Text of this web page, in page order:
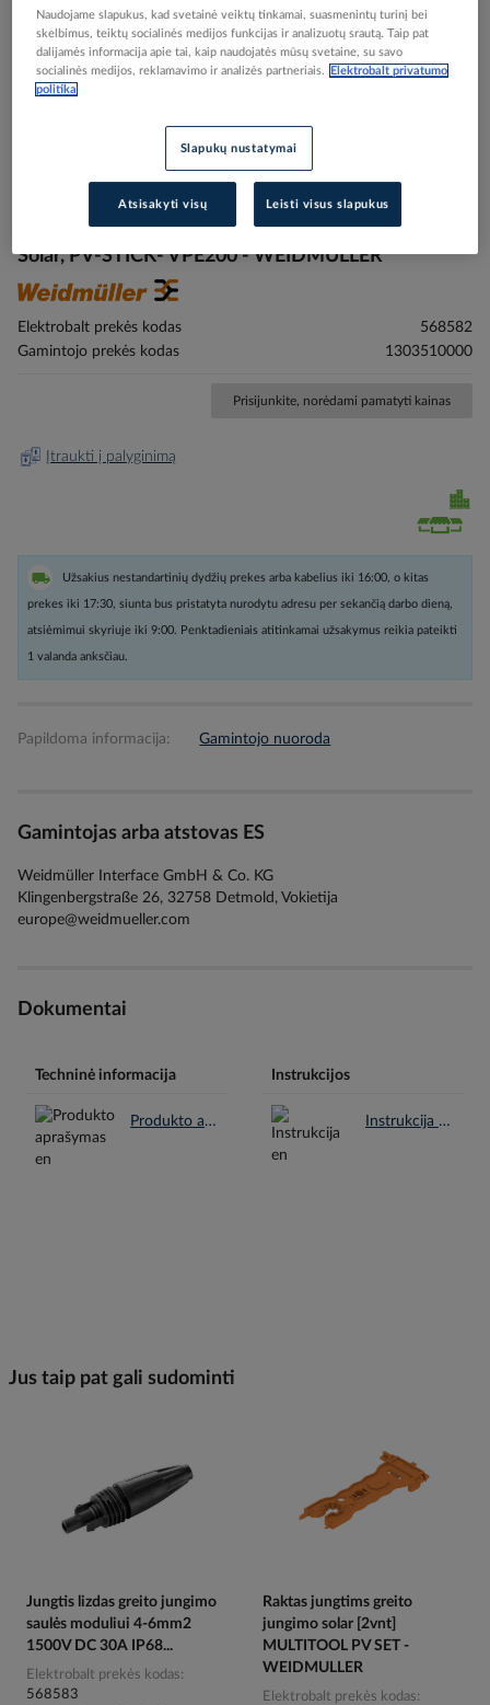
images
Jungtis kištukas greito jungimo saulės moduliui 4-
6mm2 1500V DC 30A IP68 Ø5.4-7.6mm PUSH IN
Solar, PV-STICK- VPE200 - WEIDMULLER
Elektrobalt prekės kodas
568582
Gamintojo prekės kodas
1303510000
Prisijunkite, norėdami pamatyti kainas
Įtraukti į palyginimą
Užsakius nestandartinių dydžių prekes arba kabelius iki 16:00, o kitas
prekes iki 17:30, siunta bus pristatyta nurodytu adresu per sekančią darbo dieną,
atsiėmimui skyriuje iki 9:00. Penktadieniais atitinkamai užsakymus reikia pateikti
1 valanda anksčiau.
Papildoma informacija: Gamintojo nuoroda
Gamintojas arba atstovas ES
Weidmüller Interface GmbH & Co. KG
Klingenbergstraße 26, 32758 Detmold, Vokietija
europe@weidmueller.com
Dokumentai
Techninė informacija
Produkto aprašymas en.pdf
Instrukcijos
Instrukcija en.pdf
Jus taip pat gali sudominti
Jungtis lizdas greito jungimo
saulės moduliui 4-6mm2
1500V DC 30A IP68...
Elektrobalt prekės kodas
568583
Raktas jungtims greito
jungimo solar [2vnt]
MULTITOOL PV SET -
WEIDMULLER
Elektrobalt prekės kodas
Naudojame slapukus, kad svetainė veiktų tinkamai, suasmenintų turinį bei
skelbimus, teiktų socialinės medijos funkcijas ir analizuotų srautą. Taip pat
dalijamės informacija apie tai, kaip naudojatės mūsų svetaine, su savo
socialinės medijos, reklamavimo ir analizės partneriais.
Elektrobalt privatumo
politika
Slapukų nustatymai
Atsisakyti visų Leisti visus slapukus